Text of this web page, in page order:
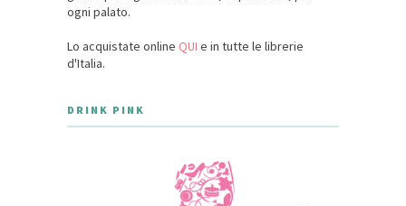
ogni palato.
Lo acquistate online QUI e in tutte le librerie
d'Italia.
DRINK PINK